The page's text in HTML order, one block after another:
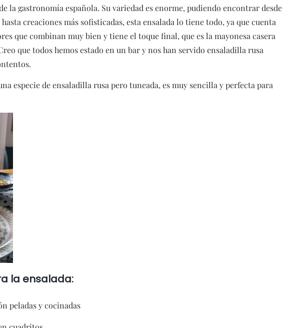
la gastronomía española. Su variedad es enorme, pudiendo encontrar desde
creaciones más sofisticadas, esta ensalada lo tiene todo, ya que cuenta
que combinan muy bien y tiene el toque final, que es la mayonesa casera
que todos hemos estado en un bar y nos han servido ensaladilla rusa
especie de ensaladilla rusa pero tuneada, es muy sencilla y perfecta para
la ensalada:
peladas y cocinadas